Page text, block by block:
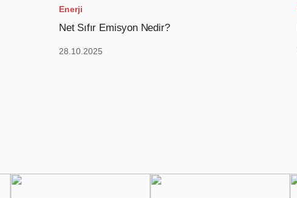
Enerji
28.10.2025
Net Sıfır Emisyon Nedir?